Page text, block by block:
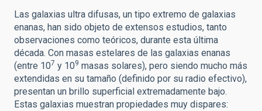
Las galaxias ultra difusas, un tipo extremo de galaxias
enanas, han sido objeto de extensos estudios, tanto
observaciones como teóricos, durante esta última
década. Con masas estelares de las galaxias enanas
(entre 107 y 109 masas solares), pero siendo mucho más
extendidas en su tamaño (definido por su radio efectivo),
presentan un brillo superficial extremadamente bajo.
Estas galaxias muestran propiedades muy dispares: